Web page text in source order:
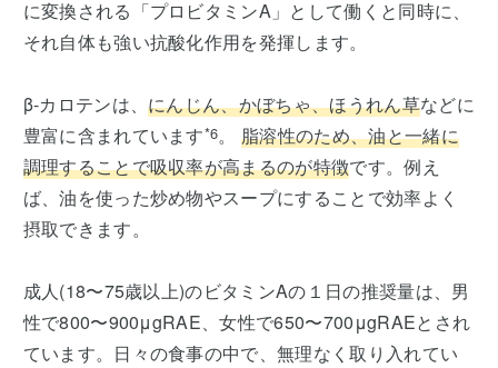
に変換される「プロビタミンA」として働くと同時に、
それ自体も強い抗酸化作用を発揮します。
β-カロテンは、にんじん、かぼちゃ、ほうれん草などに
豊富に含まれています*6。脂溶性のため、油と一緒に
調理することで吸収率が高まるのが特徴です。例え
ば、油を使った炒め物やスープにすることで効率よく
摂取できます。
成人(18〜75歳以上)のビタミンAの１日の推奨量は、男
性で800〜900μgRAE、女性で650〜700μgRAEとされ
ています。日々の食事の中で、無理なく取り入れてい